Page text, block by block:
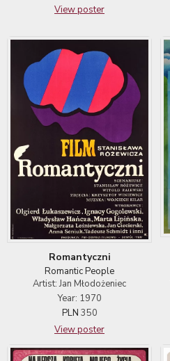
View poster
Romantyczni
Romantic People
Artist: Jan Młodożeniec
Year: 1970
PLN 350
View poster